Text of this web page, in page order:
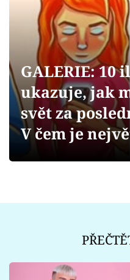
Sex a vztahy
Videa
Sledujte prima+
Přihlášení
GALERIE: 10
ukazuje, jak
svět za
V čem je